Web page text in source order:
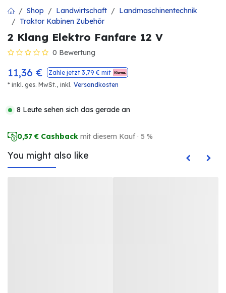
Shop Landwirtschaft
Landmaschinentechnik
Traktor Kabinen Zubehör
2 Klang Elektro Fanfare 12 V
0 Bewertung
11,36 € Zahle jetzt 3,79 € mit
* inkl. ges. MwSt., inkl. Versandkosten
8 Leute sehen sich das gerade an
0,57 € Cashback mit diesem Kauf · 5 %
You might also like